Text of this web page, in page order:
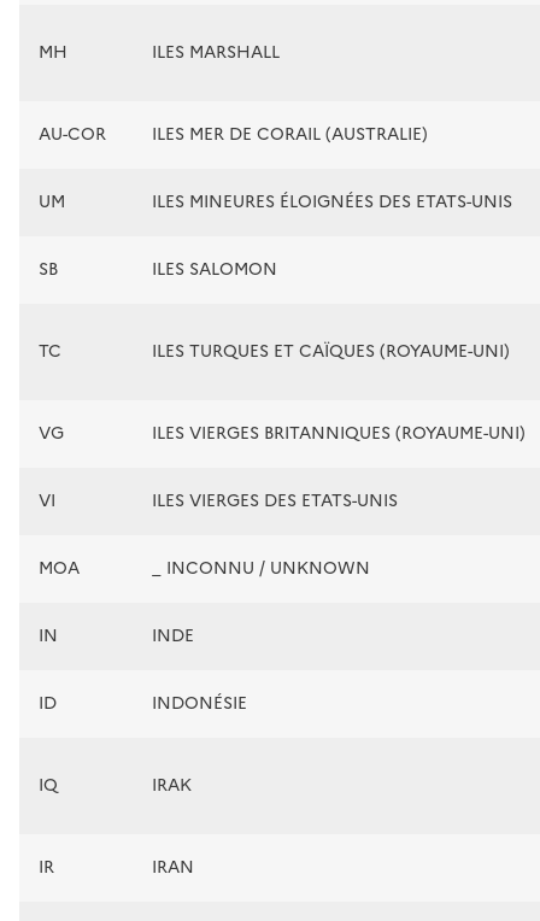
MH ILES MARSHALL
AU-COR ILES MER DE CORAIL (AUSTRALIE)
UM ILES MINEURES ÉLOIGNÉES DES ETATS-UNIS
SB ILES SALOMON
TC ILES TURQUES ET CAÏQUES (ROYAUME-UNI)
VG ILES VIERGES BRITANNIQUES (ROYAUME-UNI)
VI ILES VIERGES DES ETATS-UNIS
MOA _ INCONNU / UNKNOWN
IN INDE
ID INDONÉSIE
IQ IRAK
IR IRAN